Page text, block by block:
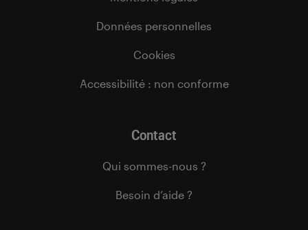
Données personnelles
Cookies
Accessibilité : non conforme
Contact
Qui sommes-nous ?
Besoin d’aide ?